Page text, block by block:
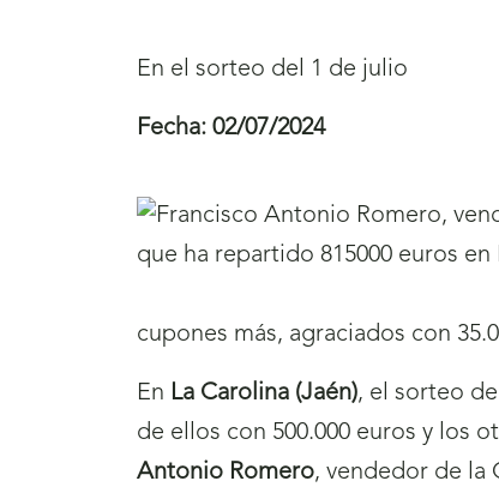
En el sorteo del 1 de julio
Fecha: 02/07/2024
cupones más, agraciados con
En La Carolina (Jaén), el sorteo
de ellos con 500.000 euros y los
Antonio Romero, vendedor de la